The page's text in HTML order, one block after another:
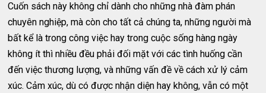
Cuốn sách này không chỉ dành cho những nhà đàm phán
chuyên nghiệp, mà còn cho tất cả chúng ta, những người mà
bất kể là trong công việc hay trong cuộc sống hàng ngày
không ít thì nhiều đều phải đối mặt với các tình huống cần
đến việc thương lượng, và những vấn đề về cách xử lý cảm
xúc. Cảm xúc, dù có được nhận diện hay không, vẫn có một